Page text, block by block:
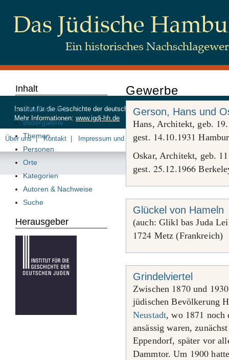
Gewerbe
Gerson, Hans und
Hans, Architekt, geb. 19.
gest. 14.10.1931
Oskar, Architekt, geb. 11
gest. 25.12.1966
Glückel von Hameln
(auch: Glikl bas Juda
1724 Metz (Frankreich)
Grindelviertel
Zwischen 1870und 1930
jüdischen Bevölkerung
Neustadt, wo 1871 noch
ansässig waren,
Eppendorf, später vor
Dammtor. Um 1900
Inhalt
Inhalt von A-Z
Bildergalerie
Themen
Personen
Orte
Kategorien
Autoren & Nachweise
Suche
Herausgeber
Institut für die Geschichte der deutschen Juden, Beim Schlump 83,
Mehr Informationen: www.igdj-hh.de
Über uns Kontakt Impressum und Datenschutz